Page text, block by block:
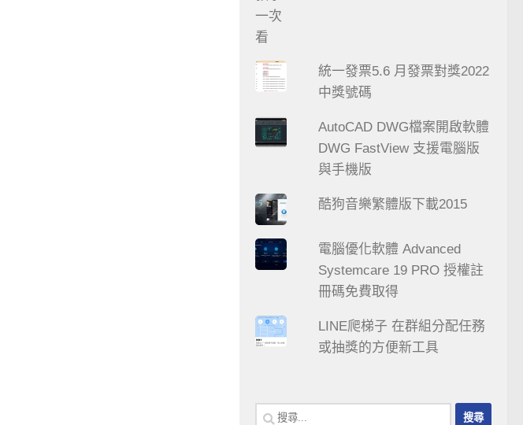
統一發票5.6 月發票對獎2022
中獎號碼
AutoCAD DWG檔案開啟軟體
DWG FastView 支援電腦版
與手機版
酷狗音樂繁體版下載2015
電腦優化軟體 Advanced
Systemcare 19 PRO 授權註
冊碼免費取得
LINE爬梯子 在群組分配任務
或抽獎的方便新工具
搜